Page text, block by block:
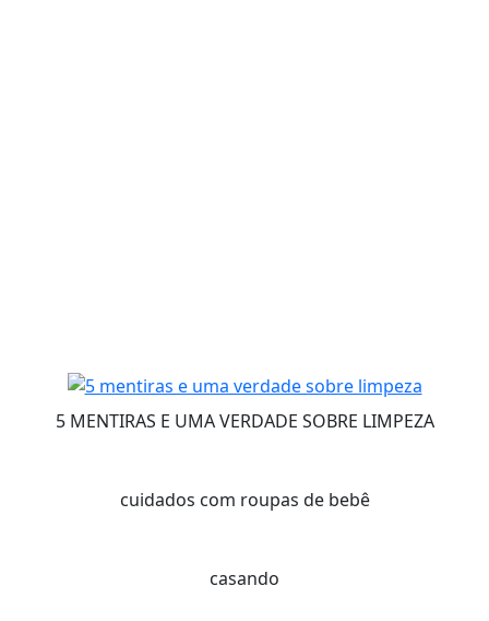
5 MENTIRAS E UMA VERDADE SOBRE LIMPEZA
cuidados com roupas de bebê
casando